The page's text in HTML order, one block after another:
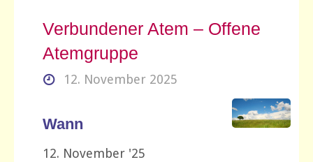
Verbundener Atem – Offene
Atemgruppe
12. November 2025
Wann
12. November '25